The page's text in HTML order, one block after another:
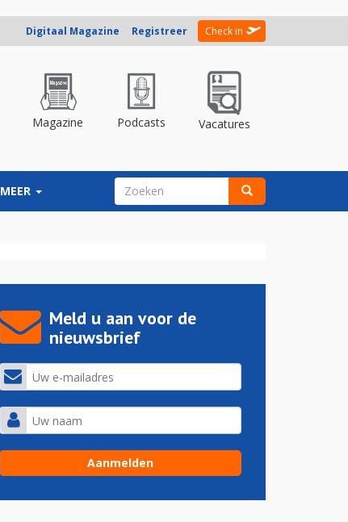
Digitaal Magazine Registreer Check in
Magazine Podcasts Vacatures
MEER ZOEKVELD
Meld u aan voor de
nieuwsbrief